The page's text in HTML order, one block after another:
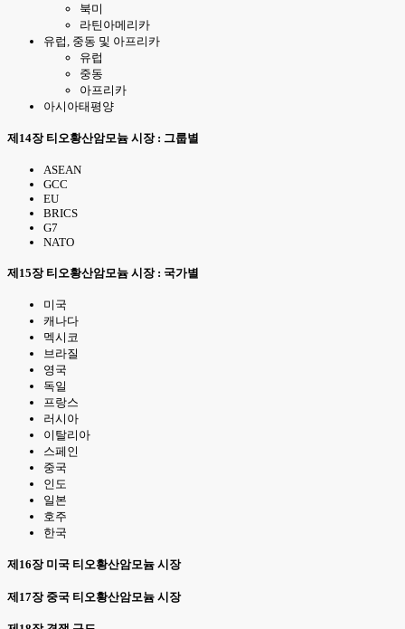
북미
라틴아메리카
유럽, 중동 및 아프리카
유럽
중동
아프리카
아시아태평양
제14장 티오황산암모늄 시장 : 그룹별
ASEAN
GCC
EU
BRICS
G7
NATO
제15장 티오황산암모늄 시장 : 국가별
미국
캐나다
멕시코
브라질
영국
독일
프랑스
러시아
이탈리아
스페인
중국
인도
일본
호주
한국
제16장 미국 티오황산암모늄 시장
제17장 중국 티오황산암모늄 시장